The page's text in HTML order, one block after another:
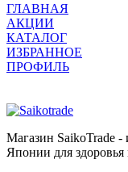
ГЛАВНАЯ
АКЦИИ
КАТАЛОГ
ИЗБРАННОЕ
ПРОФИЛЬ
Магазин SaikoTrade -
Японии для здоровья